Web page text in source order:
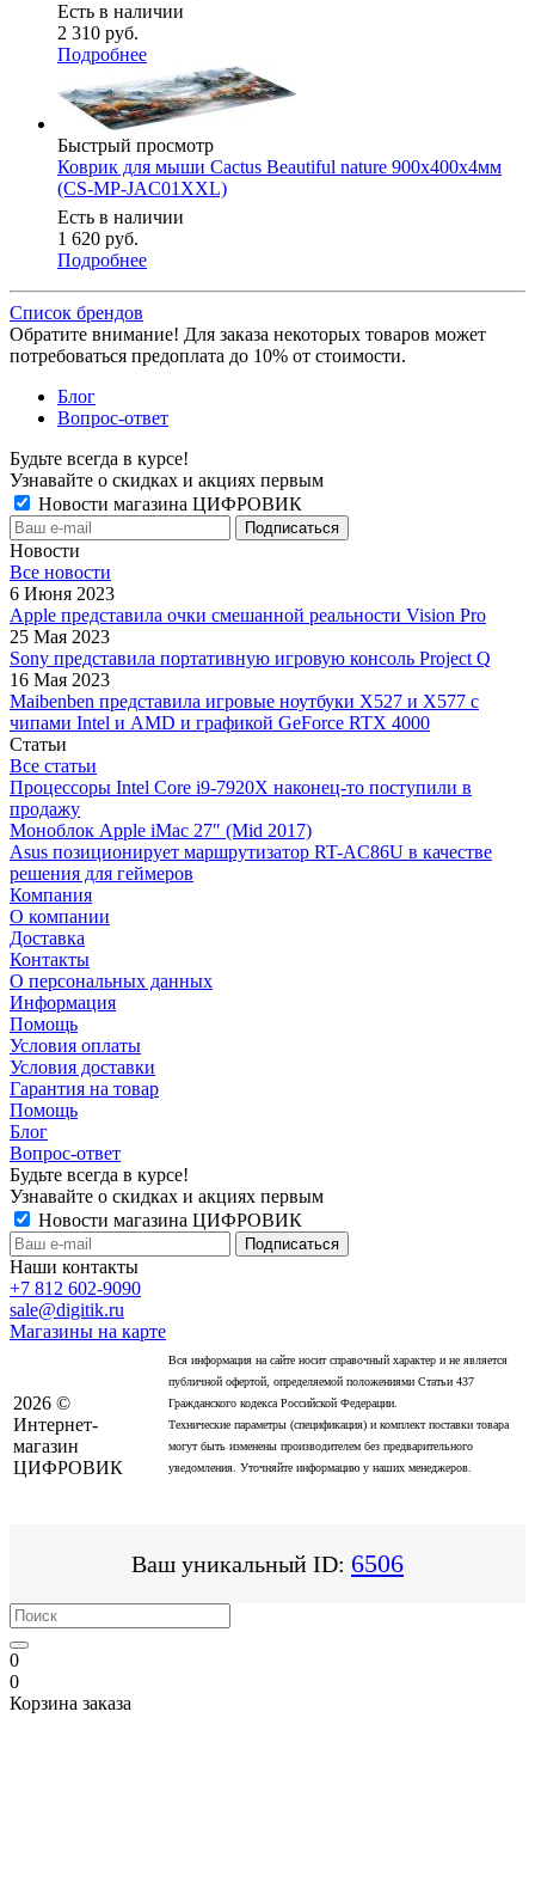
Есть в наличии
2 310 руб.
Подробнее
Быстрый просмотр
Коврик для мыши Cactus Beautiful nature 900x400x4мм
(CS-MP-JAC01XXL)
Есть в наличии
1 620 руб.
Подробнее
Список брендов
Обратите внимание! Для заказа некоторых товаров может
потребоваться предоплата до 10% от стоимости.
Блог
Вопрос-ответ
Будьте всегда в курсе!
Узнавайте о скидках и акциях первым
Новости магазина ЦИФРОВИК
Новости
Все новости
6 Июня 2023
Apple представила очки смешанной реальности Vision Pro
25 Мая 2023
Sony представила портативную игровую консоль Project Q
16 Мая 2023
Maibenben представила игровые ноутбуки X527 и X577 с
чипами Intel и AMD и графикой GeForce RTX 4000
Статьи
Все статьи
Процессоры Intel Core i9-7920X наконец-то поступили в
продажу
Моноблок Apple iMac 27″ (Mid 2017)
Asus позиционирует маршрутизатор RT-AC86U в качестве
решения для геймеров
Компания
О компании
Доставка
Контакты
О персональных данных
Информация
Помощь
Условия оплаты
Условия доставки
Гарантия на товар
Помощь
Блог
Вопрос-ответ
Будьте всегда в курсе!
Узнавайте о скидках и акциях первым
Новости магазина ЦИФРОВИК
Наши контакты
+7 812 602-9090
sale@digitik.ru
Магазины на карте
Вся информация на сайте носит справочный характер и не является
публичной офертой, определяемой положениями Статьи 437
Гражданского кодекса Российской Федерации.
Технические параметры (спецификация) и комплект поставки товара
могут быть изменены производителем без предварительного
уведомления. Уточняйте информацию у наших менеджеров.
2026 ©
Интернет-
магазин
ЦИФРОВИК
Ваш уникальный ID: 6506
0
0
Корзина заказа